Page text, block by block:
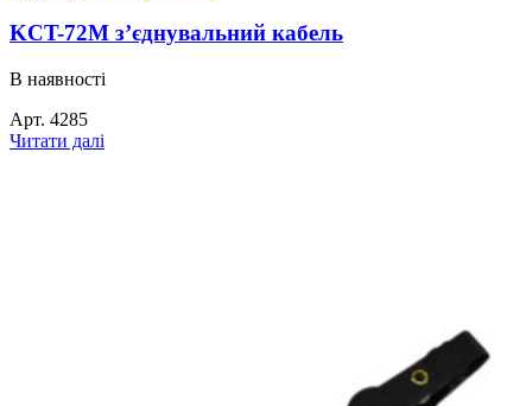
KCT-72M з’єднувальний кабель
В наявності
Арт. 4285
Читати далі